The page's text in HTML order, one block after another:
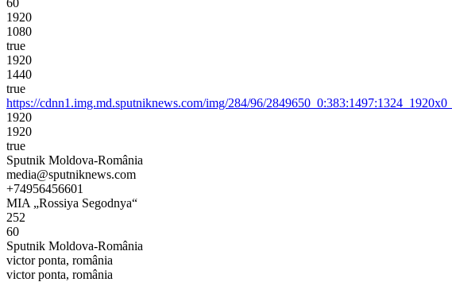
60
1920
1080
true
1920
1440
true
https://cdnn1.img.md.sputniknews.com/img/284/96/
1920
1920
true
Sputnik Moldova-România
media@sputniknews.com
+74956456601
MIA „Rossiya Segodnya“
252
60
Sputnik Moldova-România
victor ponta, românia
victor ponta, românia